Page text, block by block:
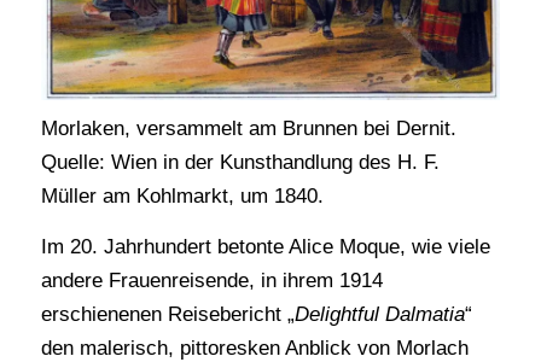
Morlaken, versammelt am Brunnen bei Dernit.
Quelle: Wien in der Kunsthandlung des H. F.
Müller am Kohlmarkt, um 1840.
Im 20. Jahrhundert betonte Alice Moque, wie viele
andere Frauenreisende, in ihrem 1914
erschienenen Reisebericht „Delightful Dalmatia“
den malerisch, pittoresken Anblick von Morlach